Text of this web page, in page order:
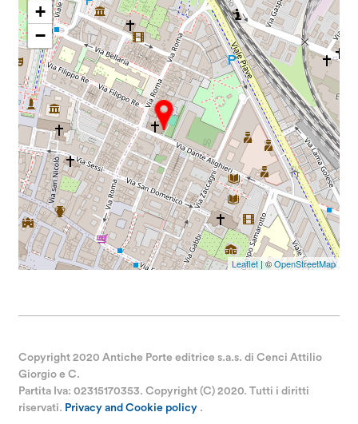
+
−
Leaflet| ©OpenStreetMap
Copyright 2020 Antiche Porte editrice s.a.s. di Cenci Attilio
Giorgio e C.
Partita Iva: 02315170353. Copyright (C) 2020. Tutti i diritti
riservati. Privacy and Cookie policy .